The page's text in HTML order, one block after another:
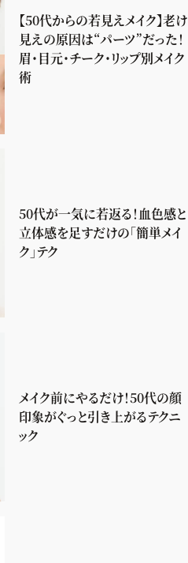
【50代からの若見えメイク】老け
見えの原因は“パーツ”だった！
眉・目元・チーク・リップ別メイク
術
50代が一気に若返る！血色感と
立体感を足すだけの「簡単メイ
ク」テク
メイク前にやるだけ！50代の顔
印象がぐっと引き上がるテクニ
ック